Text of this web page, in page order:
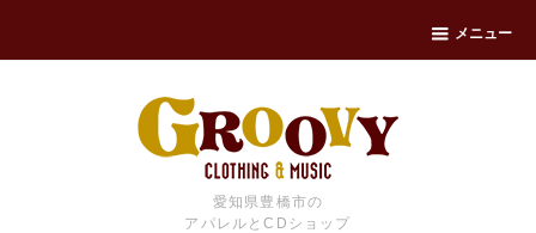
メニュー
愛知県豊橋市の
アパレルとCDショップ